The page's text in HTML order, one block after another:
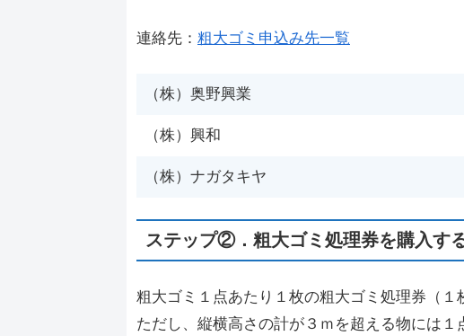
連絡先： 粗大ゴミ申込み先一覧
（株）奥野興業
（株）興和
（株）ナガタキヤ
ステップ②．粗大ゴミ処理券を購入す
粗大ゴミ１点あたり１枚の粗大ゴミ処理券（１
ただし、縦横高さの計が３ｍを超える物には